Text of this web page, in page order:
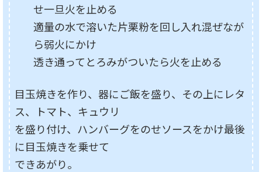
せ一旦火を止める
適量の水で溶いた片栗粉を回し入れ混ぜなが
ら弱火にかけ
透き通ってとろみがついたら火を止める
目玉焼きを作り、器にご飯を盛り、その上にレタ
ス、トマト、キュウリ
を盛り付け、ハンバーグをのせソースをかけ最後
に目玉焼きを乗せて
できあがり。